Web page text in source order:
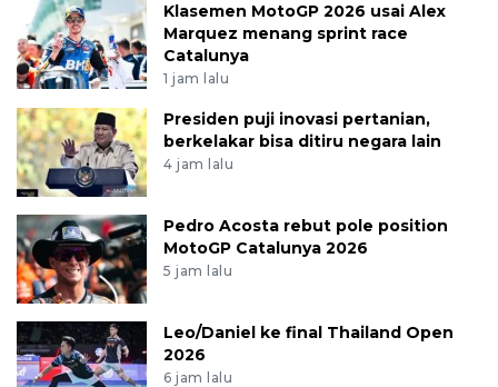
Klasemen MotoGP 2026 usai Alex
Marquez menang sprint race
Catalunya
1 jam lalu
Presiden puji inovasi pertanian,
berkelakar bisa ditiru negara lain
4 jam lalu
Pedro Acosta rebut pole position
MotoGP Catalunya 2026
5 jam lalu
Leo/Daniel ke final Thailand Open
2026
6 jam lalu